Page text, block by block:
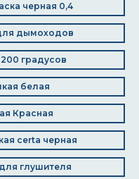
черная 0,4
дымоходов
градусов
белая
Красная
certa черная
глушителя